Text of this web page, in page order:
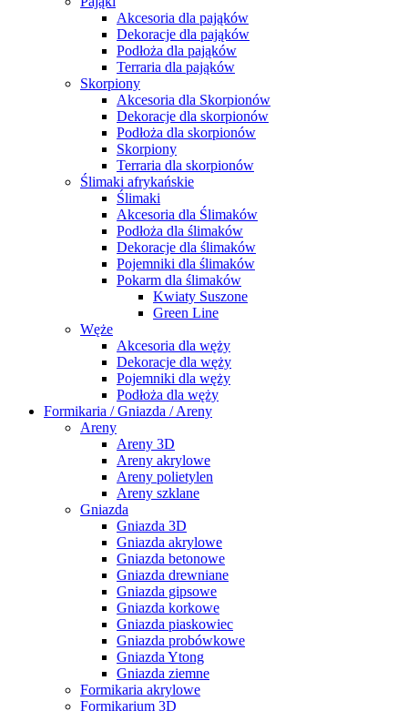
Akcesoria dla pająków
Dekoracje dla pająków
Podłoża dla pająków
Terraria dla pająków
Skorpiony
Akcesoria dla Skorpionów
Dekoracje dla skorpionów
Podłoża dla skorpionów
Skorpiony
Terraria dla skorpionów
Ślimaki afrykańskie
Ślimaki
Akcesoria dla Ślimaków
Podłoża dla ślimaków
Dekoracje dla ślimaków
Pojemniki dla ślimaków
Pokarm dla ślimaków
Kwiaty Suszone
Green Line
Węże
Akcesoria dla węży
Dekoracje dla węży
Pojemniki dla węży
Podłoża dla węży
Formikaria / Gniazda / Areny
Areny
Areny 3D
Areny akrylowe
Areny polietylen
Areny szklane
Gniazda
Gniazda 3D
Gniazda akrylowe
Gniazda betonowe
Gniazda drewniane
Gniazda gipsowe
Gniazda korkowe
Gniazda piaskowiec
Gniazda probówkowe
Gniazda Ytong
Gniazda ziemne
Formikaria akrylowe
Formikarium 3D